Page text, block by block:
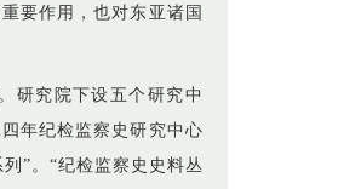
要作用，也对东亚诸国
研究院下设五个研究中
年纪检监察史研究中心
”。“纪检监察史史料丛